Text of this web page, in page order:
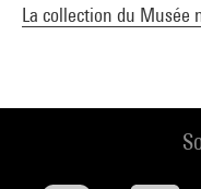
La collection du Musée